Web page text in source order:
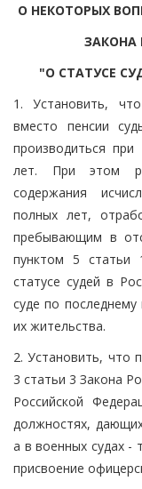
О НЕКОТОРЫХ
ЗАКОНА
"О СТАТУСЕ
1. Установить,
вместо пенсии
производиться
лет. При этом
содержания
полных лет,
пребывающим в
пунктом 5 статьи
статусе судей в
суде по
их жительства.
2. Установить, что
3 статьи 3 Закона
Российской
должностях,
а в военных судах -
присвоение